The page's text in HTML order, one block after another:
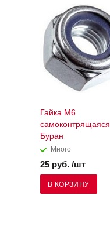
Гайка М6
самоконтрящаяся
Буран
Много
25 руб. /шт
В КОРЗИНУ